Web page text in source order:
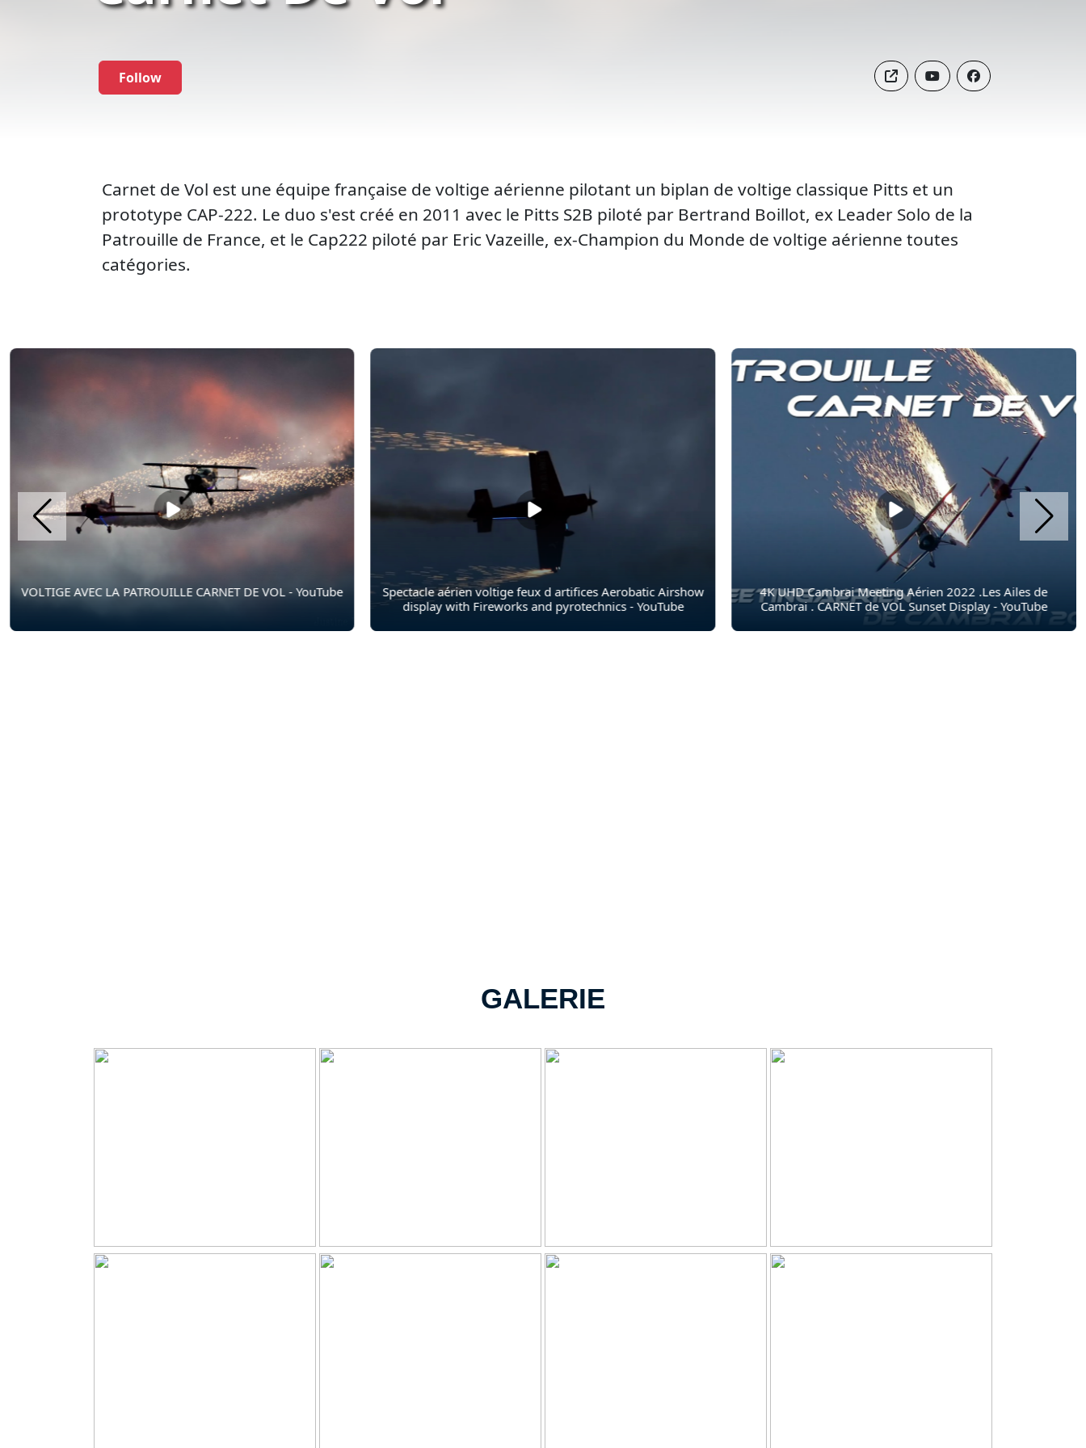
Follow
Carnet de Vol est une équipe française de voltige aérienne pilotant un biplan de voltige classique Pitts et un
prototype CAP-222. Le duo s'est créé en 2011 avec le Pitts S2B piloté par Bertrand Boillot, ex Leader Solo de la
Patrouille de France, et le Cap222 piloté par Eric Vazeille, ex-Champion du Monde de voltige aérienne toutes
catégories.
VOLTIGE AVEC LA PATROUILLE CARNET DE VOL - YouTube
Spectacle aérien voltige feux d artifices Aerobatic Airshow
display with Fireworks and pyrotechnics - YouTube
4K UHD Cambrai Meeting Aérien 2022 .Les Ailes de
Cambrai . CARNET de VOL Sunset Display - YouTube
GALERIE